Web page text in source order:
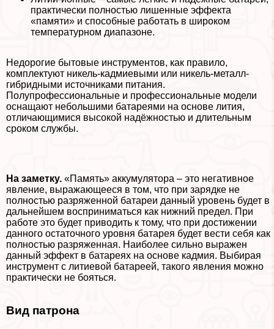
пpaктически полностью лишенные эффекта
«памяти» и способные работать в широком
температурном диапазоне.
Недорогие бытовые инструментов, как правило,
комплектуют никель-кадмиевыми или никель-металл-
гибридными источниками питания.
Полупрофессиональные и профессиональные модели
оснащают небольшими батареями на основе лития,
отличающимися высокой надёжностью и длительным
сроком службы.
На заметку. «Память» аккумулятора – это негативное
явление, выражающееся в том, что при зарядке не
полностью разряженной батареи данный уровень будет в
дальнейшем восприниматься как нижний предел. При
работе это будет приводить к тому, что при достижении
данного остаточного уровня батарея будет вести себя как
полностью разряженная. Наиболее сильно выражен
данный эффект в батареях на основе кадмия. Выбирая
инструмент с литиевой батареей, такого явления можно
пpaктически не бояться.
Вид патрона